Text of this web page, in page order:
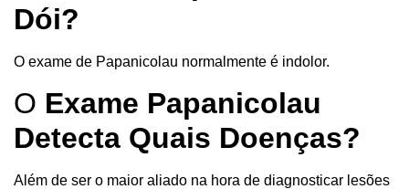
Dói?
O exame de Papanicolau normalmente é indolor.
O Exame Papanicolau
Detecta Quais Doenças?
Além de ser o maior aliado na hora de diagnosticar lesões